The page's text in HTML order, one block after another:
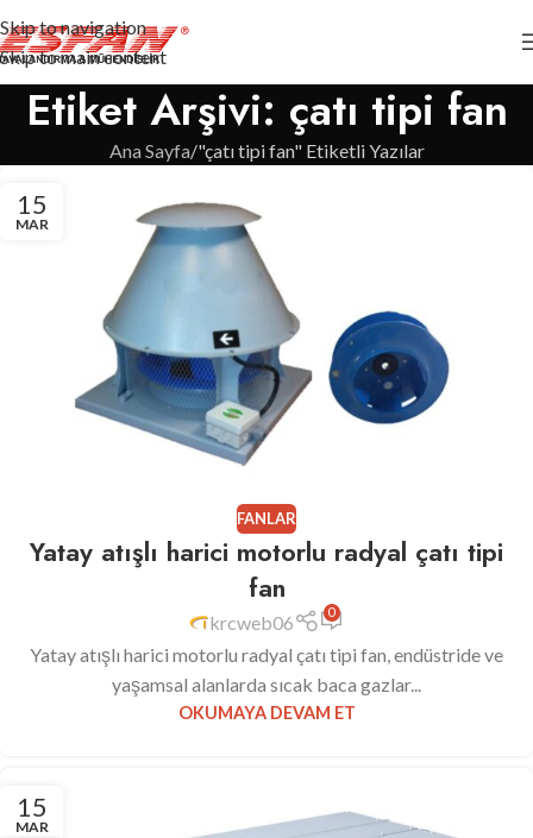
Skip to navigation
Skip to main content
Etiket Arşivi: çatı tipi fan
Ana Sayfa "çatı tipi fan" Etiketli Yazılar
15
MAR
FANLAR
Yatay atışlı harici motorlu radyal çatı tipi
fan
krcweb06 0
Yatay atışlı harici motorlu radyal çatı tipi fan, endüstride ve
yaşamsal alanlarda sıcak baca gazlar...
OKUMAYA DEVAM ET
15
MAR